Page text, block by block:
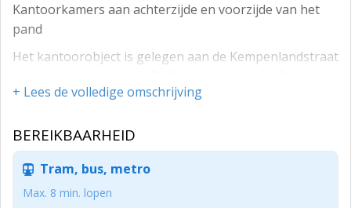
Kantoorkamers aan achterzijde en voorzijde van het
pand
Het kantoorobject is gelegen aan de Kempenlandstraat
kantoorruimten zijn gelegen op de eerste verdieping
bedrijfsverzamelcomplex. Het geheel is zeer ruim van
opzet. De gemeente Vught telt ruim 32.000 inwoners
en is gelegen in een landschappelijk mooie omgeving,
op korte afstand van de stad ‘s-Hertogenbosch.
+ Lees de volledige omschrijving
BEREIKBAARHEID
Tram, bus, metro
Max. 8 min. lopen